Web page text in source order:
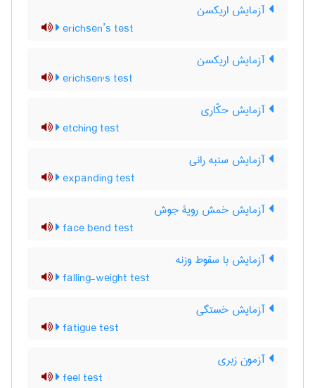
آزمایش اریکسن
erichsen’s test
آزمایش اریکسن
erichsen's test
آزمایش حکّاری
etching test
آزمایش سنبه رانی
expanding test
آزمایش خمش رویۀ جوش
face bend test
آزمایش با سقوط وزنه
falling-weight test
آزمایش خستگی
fatigue test
آزمون زبری
feel test